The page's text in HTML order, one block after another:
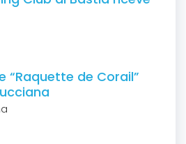
“Raquette de Corail”